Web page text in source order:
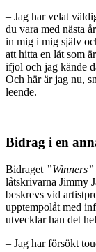
– Jag har velat
du vara med nästa
in mig i mig själv
att hitta en låt som
ifjol och jag kände
Och här är jag nu,
leende.
Bidrag i en
Bidraget ”Winners”
låtskrivarna Jimmy
beskrevs vid
upptempolåt med
utvecklar han det
– Jag har försökt